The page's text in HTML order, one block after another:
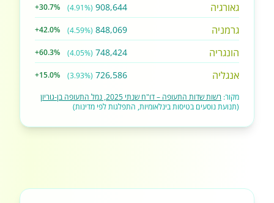
גאורגיה 908,644
(4.91%)
+30.7%
גרמניה 848,069
(4.59%)
+42.0%
הונגריה 748,424
(4.05%)
+60.3%
אנגליה 726,586
(3.93%)
+15.0%
מקור: רשות שדות התעופה – דו"ח שנתי 2025, נמל התעופה בן-גוריון
(תנועת נוסעים בטיסות בינלאומיות, התפלגות לפי מדינות)